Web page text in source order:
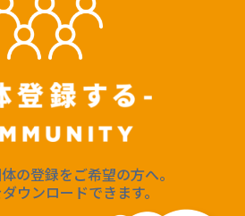
の登録をご希望の方へ。
ウンロードできます。